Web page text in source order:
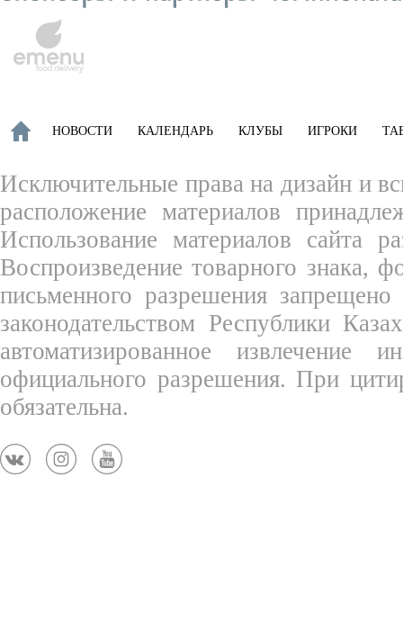
НОВОСТИ КАЛЕНДАРЬ КЛУБЫ ИГРОКИ
Исключительные права на дизайн и
расположение материалов
Использование материалов сайта
Воспроизведение товарного знака,
письменного разрешения
законодательством Республики
автоматизированное
официального разрешения. При
обязательна.